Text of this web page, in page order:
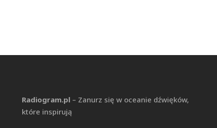
Radiogram.pl– Zanurz się w oceanie dźwięków,
które inspirują